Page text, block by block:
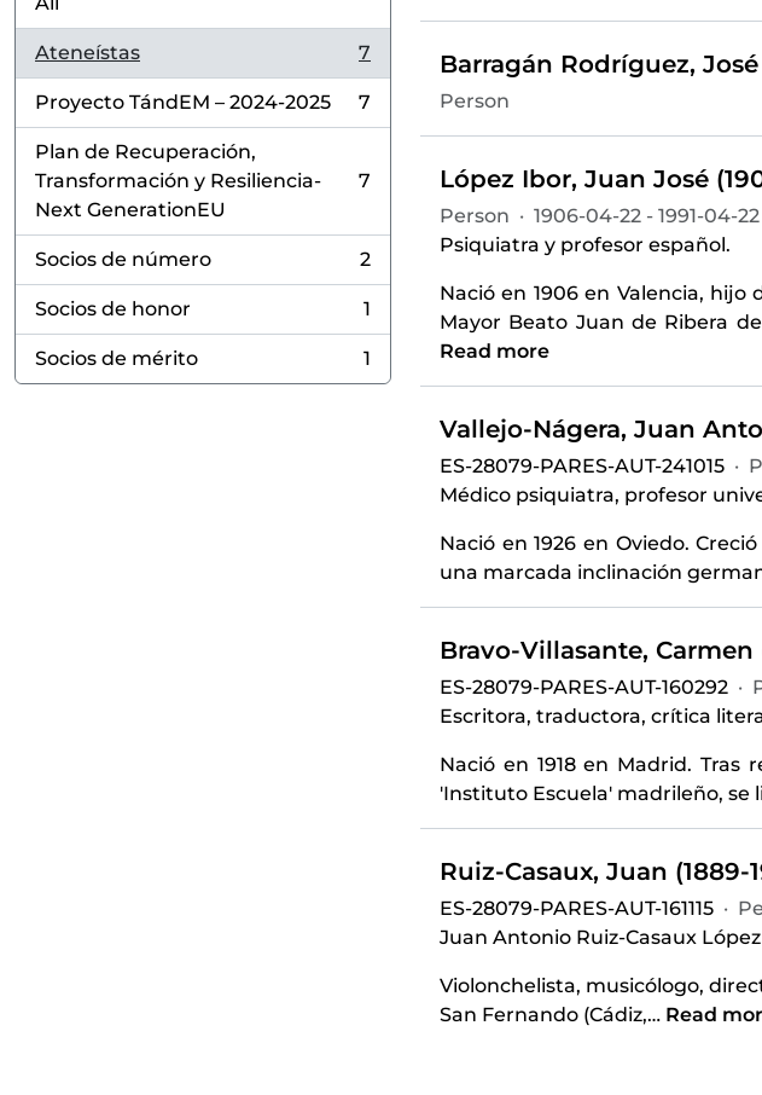
Ateneístas
, 7 results
7
Proyecto TándEM – 2024-2025
, 7 results
7
Plan de Recuperación,
Transformación y Resiliencia-
Next GenerationEU
, 7 results
7
Socios de número
, 2 results
2
Socios de honor
, 1 results
1
Socios de mérito
, 1 results
1
Barragán Rodríguez,
Person
López Ibor, Juan José
Person · 1906-04-22 - 1991-04-22
Psiquiatra y profesor español.
Nació en 1906 en Valencia,
Mayor Beato Juan de Ribera
Read more
Vallejo-Nágera, Juan
ES-28079-PARES-AUT-241015 ·
Médico psiquiatra, profesor
Nació en 1926 en Oviedo.
una marcada inclinación
Bravo-Villasante, Carmen
ES-28079-PARES-AUT-160292 ·
Escritora, traductora, crítica
Nació en 1918 en Madrid. Tras
'Instituto Escuela' madrileño, se
Ruiz-Casaux, Juan (1889-
ES-28079-PARES-AUT-161115 ·
Juan Antonio Ruiz-Casaux
Violonchelista, musicólogo,
San Fernando (Cádiz,… Read